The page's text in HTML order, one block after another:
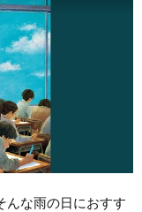
んな雨の日におすす